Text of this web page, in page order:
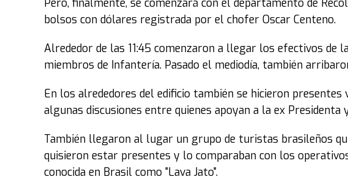
Pero, finalmente, se comenzará con el departamento de
bolsos con dólares registrada por el chofer Oscar Centeno.
Alrededor de las 11:45 comenzaron a llegar los efectivos de
miembros de Infantería. Pasado el mediodía, también
En los alrededores del edificio también se hicieron
algunas discusiones entre quienes apoyan a la ex Presidenta
También llegaron al lugar un grupo de turistas brasileños
quisieron estar presentes y lo comparaban con los
conocida en Brasil como "Lava Jato".